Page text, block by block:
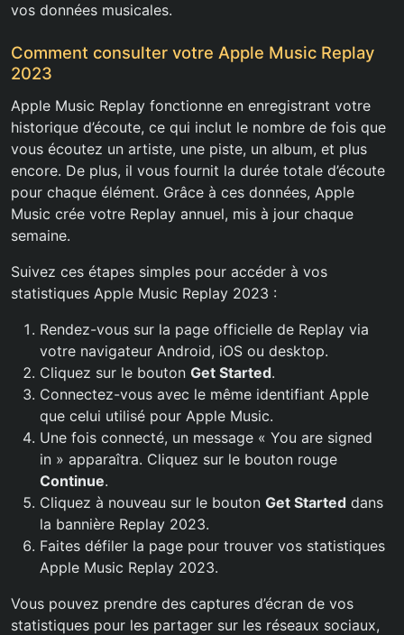
vos données musicales.
Comment consulter votre Apple Music Replay
2023
Apple Music Replay fonctionne en enregistrant votre
historique d’écoute, ce qui inclut le nombre de fois que
vous écoutez un artiste, une piste, un album, et plus
encore. De plus, il vous fournit la durée totale d’écoute
pour chaque élément. Grâce à ces données, Apple
Music crée votre Replay annuel, mis à jour chaque
semaine.
Suivez ces étapes simples pour accéder à vos
statistiques Apple Music Replay 2023 :
Rendez-vous sur la page officielle de Replay via
votre navigateur Android, iOS ou desktop.
Cliquez sur le bouton Get Started.
Connectez-vous avec le même identifiant Apple
que celui utilisé pour Apple Music.
Une fois connecté, un message « You are signed
in » apparaîtra. Cliquez sur le bouton rouge
Continue.
Cliquez à nouveau sur le bouton Get Started dans
la bannière Replay 2023.
Faites défiler la page pour trouver vos statistiques
Apple Music Replay 2023.
Vous pouvez prendre des captures d’écran de vos
statistiques pour les partager sur les réseaux sociaux,